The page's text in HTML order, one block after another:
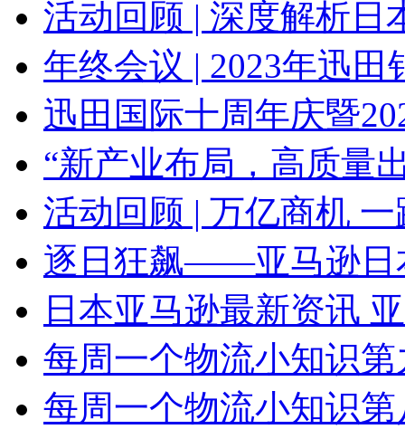
活动回顾 | 深度解析日
年终会议 | 2023年迅田
迅田国际十周年庆暨
“新产业布局，高质量
活动回顾 | 万亿商机
逐日狂飙——亚马逊日
日本亚马逊最新资讯
每周一个物流小知识
每周一个物流小知识